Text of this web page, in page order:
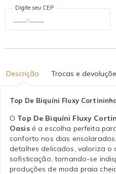
Digite seu CEP
Descrição Trocas e
Top De Biquíni Fluxy
O Top De Biquíni Fluxy
Oasisé a escolha perfeita
conforto nos dias
detalhes delicados, valoriza o
sofisticação, tornando-se
produções de moda praia